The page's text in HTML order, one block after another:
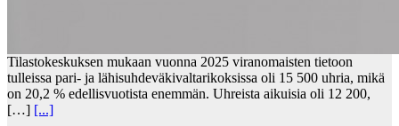
Tilastokeskuksen mukaan vuonna 2025 viranomaisten tietoon
tulleissa pari- ja lähisuhdeväkivaltarikoksissa oli 15 500 uhria, mikä
on 20,2 % edellisvuotista enemmän. Uhreista aikuisia oli 12 200,
[…] [...]